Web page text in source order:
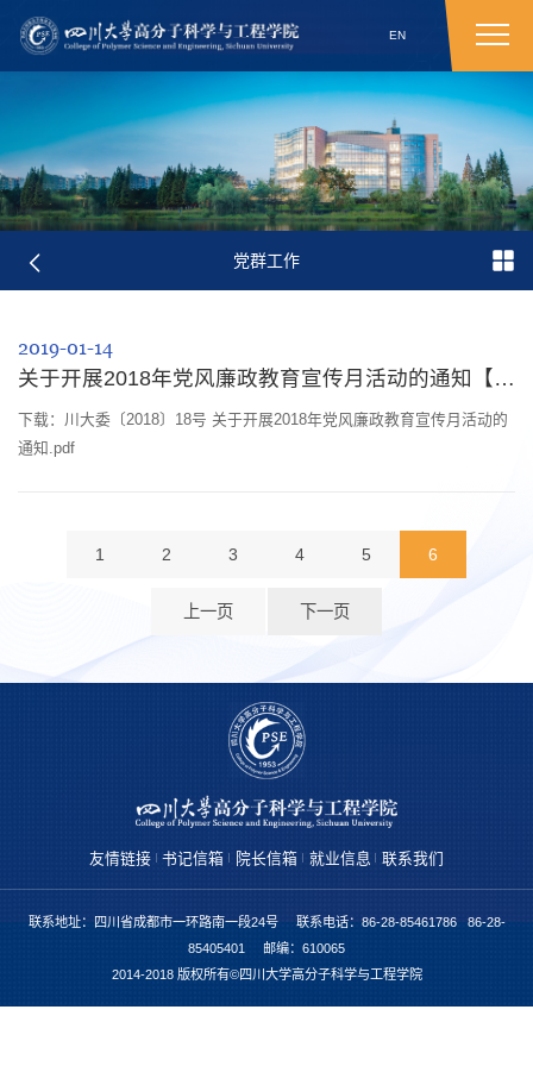
EN
党群工作
2019-01-14
关于开展2018年党风廉政教育宣传月活动的通知【川大委〔2018〕18号 】
下载：川大委〔2018〕18号 关于开展2018年党风廉政教育宣传月活动的
通知.pdf​
1 2 3 4 5 6
上一页 下一页
友情链接 书记信箱 院长信箱 就业信息 联系我们
联系地址：四川省成都市一环路南一段24号 联系电话：86-28-85461786 86-28-
85405401 邮编：610065
2014-2018 版权所有©四川大学高分子科学与工程学院